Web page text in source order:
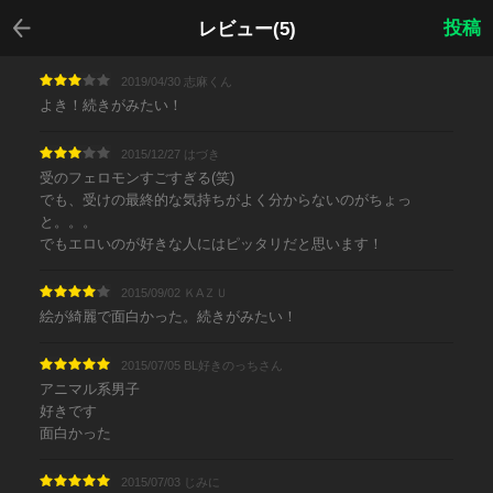
レビュー(5)
戻る
投稿
2019/04/30 志麻くん
よき！続きがみたい！
2015/12/27 はづき
受のフェロモンすごすぎる(笑)
でも、受けの最終的な気持ちがよく分からないのがちょっ
と。。。
でもエロいのが好きな人にはピッタリだと思います！
2015/09/02 ＫAＺＵ
絵が綺麗で面白かった。続きがみたい！
2015/07/05 BL好きのっちさん
アニマル系男子
好きです
面白かった
2015/07/03 じみに